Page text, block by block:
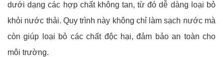
dưới dạng các hợp chất không tan, từ đó dễ dàng loại bỏ
khỏi nước thải. Quy trình này không chỉ làm sạch nước mà
còn giúp loại bỏ các chất độc hại, đảm bảo an toàn cho
môi trường.